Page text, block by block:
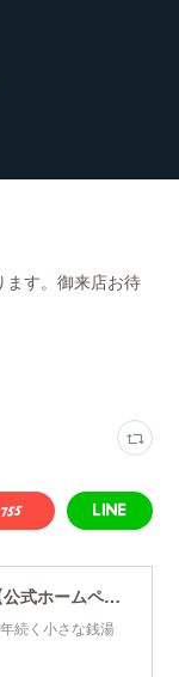
す。御来店お待
鏡石湯（かがみいしゆ）【公式ホームページ】
続く小さな銭湯